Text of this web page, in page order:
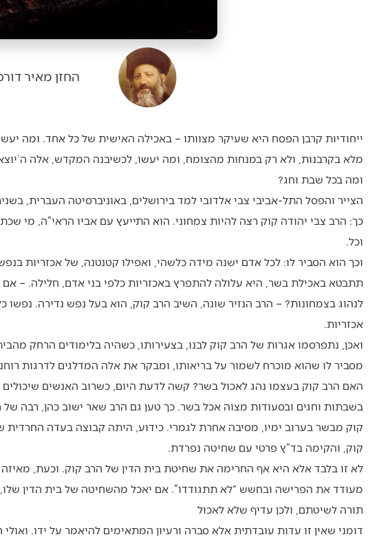
החזן מאיר
ייחודיות קרבן הפסח היא שעיקר מצוותו – באכילה האישית של כל אחד. ומה
מלא בקרבנות, ולא רק במנחות מהצומח, ומה יעשו, לכשיבנה המקדש, אלה
ומה בכל שבת וחג?
כך: הרב צבי יהודה קוק רצה להיות צמחוני. הוא התייעץ עם אביו הראי”ה, מי
וכל.
וכך הוא הסביר לו: לכל אדם ישנה מידה כלשהי, ואפילו קטנטנה, של אכזריות
תתבטא באכילת בשר, היא עלולה להתפרץ באכזריות כלפי בני אדם, חלילה. –
לנהוג בצמחונות? – הרב הנזיר שונה, השיב הרב קוק, הוא בעל נפש נדירה.
אכזריות.
ואכן, נתפרסמו אגרות של הרב קוק לבנו, בצעירותו, כשהיה בלימודים הרחק
מסביר לו שהוא מוכרח לשמור על בריאותו, ומבקר את אלה המדלגים לדרגות
האם הרב קוק בעצמו נהג לאכול בשר? קשה לדעת היום, כשרוב האנשים
בשבתות וחגים ובסעודות מצוה אכל בשר. כך טען גם הרב שאר ישוב כהן, רבה של
קוק מבשר בערוב ימיו, מסיבה אחרת לגמרי. כידוע, היתה קבוצה בעדה
קוק, והקימה בד”ץ פרטי עם שחיטה נפרדת.
לא זו בלבד אלא היא אף החרימה את שחיטת בית הדין של הרב קוק. וכעת,
מעודד את הפרישה ובחשש “לא תתגודדו”. אם יאכל מהשחיטה של בית הדין
תורה לשיטתם, ולכן עדיף שלא לאכול
דומני שאין זו עדות עובדתית אלא סברה ורעיון המתאימים להיאמר על ידו.